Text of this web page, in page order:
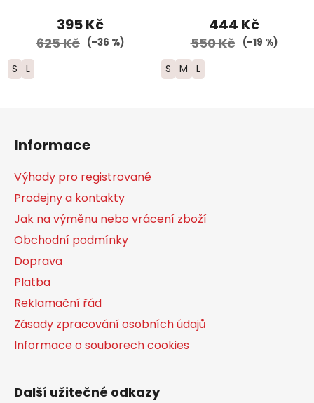
395 Kč
625 Kč (–36 %)
S L
444 Kč
550 Kč (–19 %)
S M L
Informace
Výhody pro registrované
Prodejny a kontakty
Jak na výměnu nebo vrácení zboží
Obchodní podmínky
Doprava
Platba
Reklamační řád
Zásady zpracování osobních údajů
Informace o souborech cookies
Další užitečné odkazy